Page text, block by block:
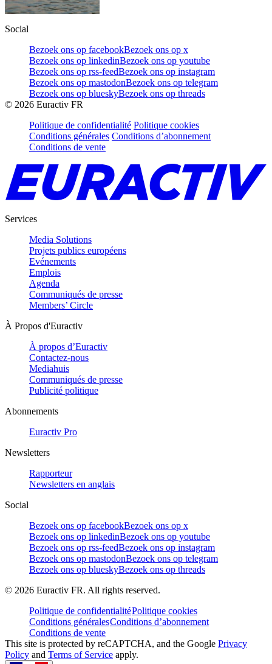
Social
Bezoek ons op facebookBezoek ons op x
Bezoek ons op linkedinBezoek ons op youtube
Bezoek ons op rss-feedBezoek ons op instagram
Bezoek ons op mastodonBezoek ons op telegram
Bezoek ons op blueskyBezoek ons op threads
© 2026 Euractiv FR
Politique de confidentialité Politique cookies
Conditions générales Conditions d’abonnement
Conditions de vente
Services
Media Solutions
Projets publics européens
Evénements
Emplois
Agenda
Communiqués de presse
Members’ Circle
À Propos d'Euractiv
À propos d’Euractiv
Contactez-nous
Mediahuis
Communiqués de presse
Publicité politique
Abonnements
Euractiv Pro
Newsletters
Rapporteur
Newsletters en anglais
Social
Bezoek ons op facebookBezoek ons op x
Bezoek ons op linkedinBezoek ons op youtube
Bezoek ons op rss-feedBezoek ons op instagram
Bezoek ons op mastodonBezoek ons op telegram
Bezoek ons op blueskyBezoek ons op threads
© 2026 Euractiv FR. All rights reserved.
Politique de confidentialitéPolitique cookies
Conditions généralesConditions d’abonnement
Conditions de vente
This site is protected by reCAPTCHA, and the Google Privacy
Policy and Terms of Service apply.